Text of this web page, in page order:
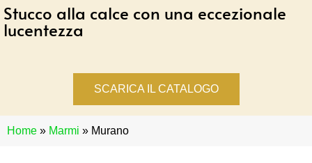
Stucco alla calce con una eccezionale
lucentezza
SCARICA IL CATALOGO
Home » Marmi » Murano